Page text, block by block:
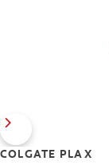
COLGATE PLAX